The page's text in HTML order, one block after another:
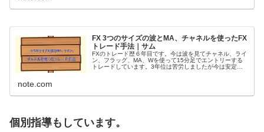
FX 3つのサイズの波とMA、チャネルを使ったFX
トレード手法｜サム
FXのトレード歴６年目です。今は波を見てチャネル、ライ
ン、フラッグ、MA、Wを使って15分足でエントリーする
トレードしています。3年位は苦労しましたが今は安定し
note.com
個別指導もしています。